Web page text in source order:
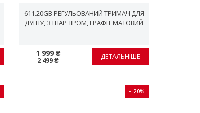
611.20GB РЕГУЛЬОВАНИЙ ТРИМАЧ ДЛЯ
ДУШУ, З ШАРНІРОМ, ГРАФІТ МАТОВИЙ
1 999 ₴
2 499 ₴ ДЕТАЛЬНІШЕ
− 20%